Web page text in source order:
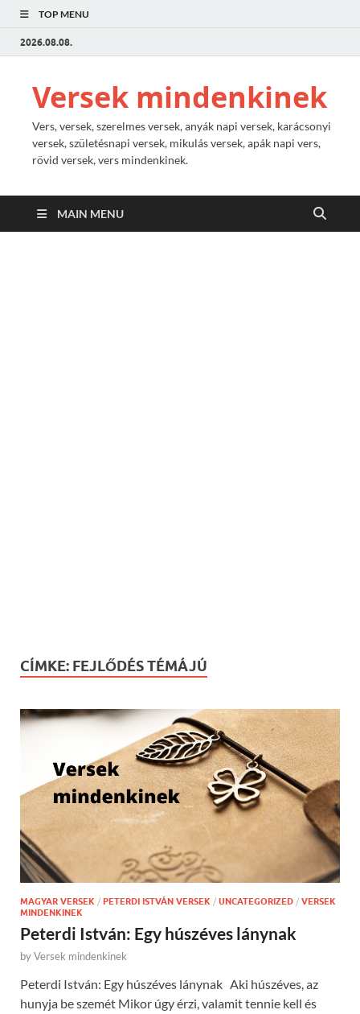
TOP MENU
2026.08.08.
Versek mindenkinek
Vers, versek, szerelmes versek, anyák napi versek, karácsonyi
versek, születésnapi versek, mikulás versek, apák napi vers,
rövid versek, vers mindenkinek.
MAIN MENU
CÍMKE: FEJLŐDÉS TÉMÁJÚ
MAGYAR VERSEK / PETERDI ISTVÁN VERSEK / UNCATEGORIZED / VERSEK
MINDENKINEK
Peterdi István: Egy húszéves lánynak
byVersek mindenkinek
Peterdi István: Egy húszéves lánynak Aki húszéves, az
hunyja be szemét Mikor úgy érzi, valamit tennie kell és